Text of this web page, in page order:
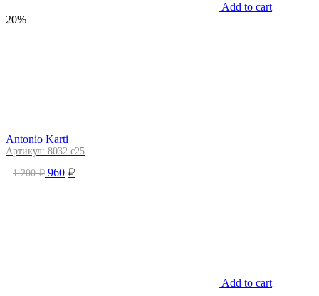
Add to cart
20%
Antonio Karti
Артикул: 8032 с25
1 200 ₽ 960 ₽
Add to cart